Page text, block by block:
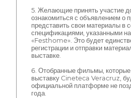
5. Желающие принять участие
ознакомиться с объявлением о
представить свои материалы в
спецификациями, указанными
«Festhome». Это будет
регистрации и отправки
выставке.
6. Отобранные фильмы, которые
выставку Cineteca Veracruz,
официальной платформе не
года.